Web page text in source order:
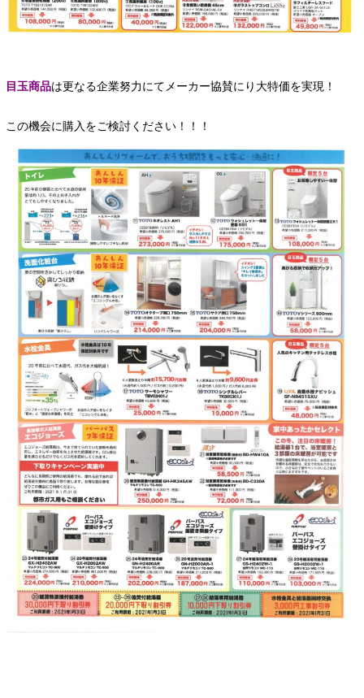
目玉商品は更なる企業努力にてメーカー協賛にり大特価を実現！
この機会に購入をご検討ください！！！